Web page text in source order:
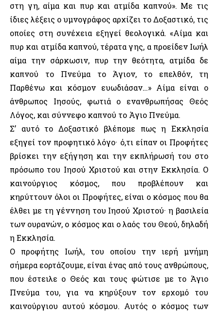
στη γη, αίμα και πυρ και ατμίδα καπνού». Με τις
ίδιες λέξεις ο υμνογράφος αρχίζει το Δοξαστικό, τις
οποίες στη συνέχεια εξηγεί θεολογικά. «Αίμα και
πυρ και ατμίδα καπνού, τέρατα γης, α προείδεν Ιωήλ
αίμα την σάρκωσιν, πυρ την θεότητα, ατμίδα δε
καπνού το Πνεύμα το Άγιον, το επελθόν, τη
Παρθένω και κόσμον ευωδιάσαν…» Αίμα είναι ο
άνθρωπος Ιησούς, φωτιά ο ενανθρωπήσας Θεός
Λόγος, και σύννεφο καπνού το Άγιο Πνεύμα.
Σ’ αυτό το Δοξαστικό βλέπομε πως η Εκκλησία
εξηγεί τον προφητικό λόγο· ό,τι είπαν οι Προφήτες
βρίσκει την εξήγηση και την εκπλήρωσή του στο
πρόσωπο του Ιησού Χριστού και στην Εκκλησία. Ο
καινούργιος κόσμος, που προβλέπουν και
κηρύττουν όλοι οι Προφήτες, είναι ο κόσμος που θα
έλθει με τη γέννηση του Ιησού Χριστού· η βασιλεία
των ουρανών, ο κόσμος και ο λαός του Θεού, δηλαδή
η Εκκλησία.
Ο προφήτης Ιωήλ, του οποίου την ιερή μνήμη
σήμερα εορτάζουμε, είναι ένας από τους ανθρώπους,
που έστειλε ο Θεός και τους φώτισε με το Άγιο
Πνεύμα του, για να κηρύξουν τον ερχομό του
καινούργιου αυτού κόσμου. Αυτός ο κόσμος των